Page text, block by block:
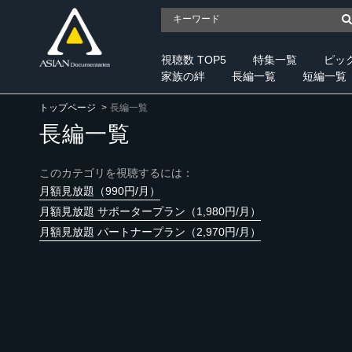
視聴数 TOP5 特集一覧
ピッ
家族の絆
長編一覧 短編一覧
トップページ 長編一覧
長編一覧
このカテゴリを視聴するには：
月額見放題（990円/月）
月額見放題 サポータープラン（1,980円/月）
月額見放題 パートナープラン（2,970円/月）